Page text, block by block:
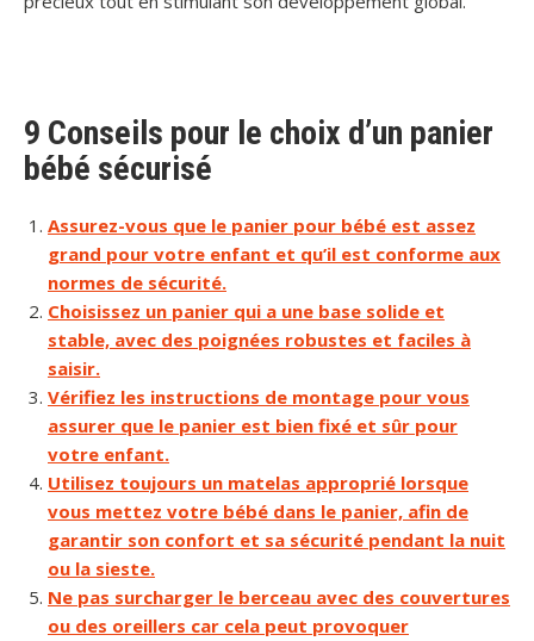
9 Conseils pour le choix d’un panier
bébé sécurisé
Assurez-vous que le panier pour bébé est assez
grand pour votre enfant et qu’il est conforme aux
normes de sécurité.
Choisissez un panier qui a une base solide et
stable, avec des poignées robustes et faciles à
saisir.
Vérifiez les instructions de montage pour vous
assurer que le panier est bien fixé et sûr pour
votre enfant.
Utilisez toujours un matelas approprié lorsque
vous mettez votre bébé dans le panier, afin de
garantir son confort et sa sécurité pendant la nuit
ou la sieste.
Ne pas surcharger le berceau avec des couvertures
ou des oreillers car cela peut provoquer